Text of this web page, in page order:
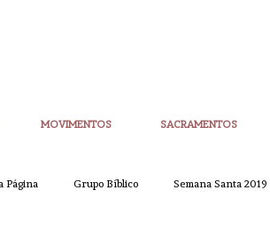
MOVIMENTOS SACRAMENTOS
Página Grupo Bíblico Semana Santa 2019